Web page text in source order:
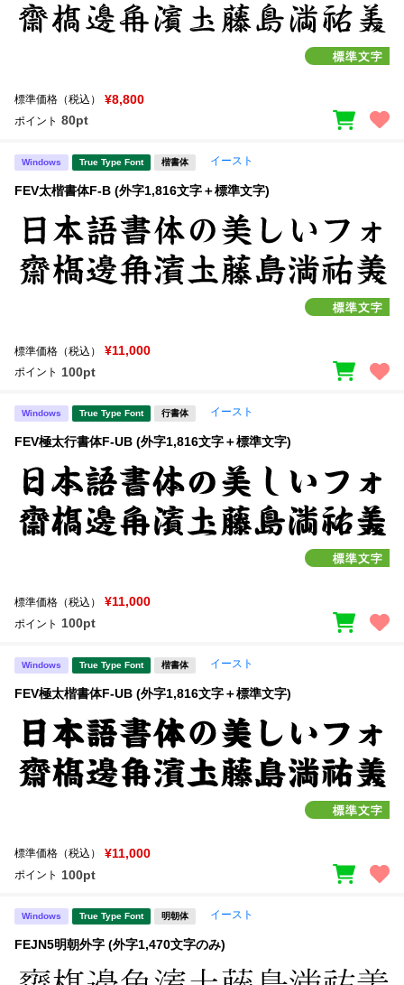
標準価格（税込） ¥8,800
ポイント 80pt
Windows True Type Font 楷書体 イースト
FEV太楷書体F-B (外字1,816文字＋標準文字)
標準価格（税込） ¥11,000
ポイント 100pt
Windows True Type Font 行書体 イースト
FEV極太行書体F-UB (外字1,816文字＋標準文字)
標準価格（税込） ¥11,000
ポイント 100pt
Windows True Type Font 楷書体 イースト
FEV極太楷書体F-UB (外字1,816文字＋標準文字)
標準価格（税込） ¥11,000
ポイント 100pt
Windows True Type Font 明朝体 イースト
FEJN5明朝外字 (外字1,470文字のみ)